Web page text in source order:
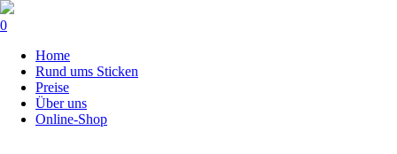
0
überspringen
Home
Rund ums Sticken
Preise
Über uns
Online-Shop